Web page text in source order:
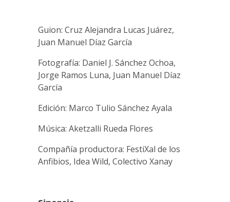
Guion: Cruz Alejandra Lucas Juárez,
Juan Manuel Díaz García
Fotografía: Daniel J. Sánchez Ochoa,
Jorge Ramos Luna, Juan Manuel Díaz
García
Edición: Marco Tulio Sánchez Ayala
Música: Aketzalli Rueda Flores
Compañía productora: FestiXal de los
Anfibios, Idea Wild, Colectivo Xanay